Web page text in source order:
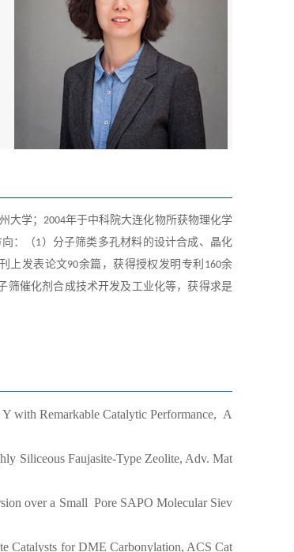
大学； 2004年于中科院大连化物所获物理化学
：（1）分子筛类多孔材料的设计合成、晶化
上发表论文90余篇，获得授权发明专利 160余
筛催化剂合成技术开发及工业化等，获得求是
with Remarkable Catalytic Performance, A
Siliceous Faujasite-Type Zeolite, Adv. Mat
over a Small Pore SAPO Molecular Siev
Catalysts for DME Carbonylation, ACS Cat